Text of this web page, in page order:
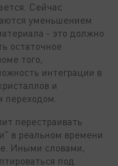
Сейчас
уменьшением
- это должно
остаточное
того,
интеграции в
и
переходом.
перестраивать
в реальном времени
Иными словами,
под